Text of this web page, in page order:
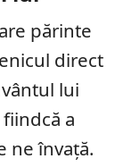
părinte
direct
lui
a
ne învață.